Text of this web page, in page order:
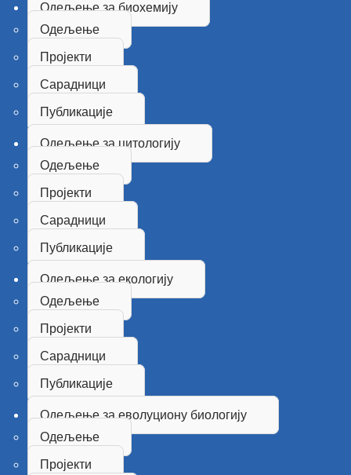
Одељење за биохемију
Одељење
Пројекти
Сарадници
Публикације
Одељење за цитологију
Одељење
Пројекти
Сарадници
Публикације
Одељење за екологију
Одељење
Пројекти
Сарадници
Публикације
Одељење за еволуциону биологију
Одељење
Пројекти